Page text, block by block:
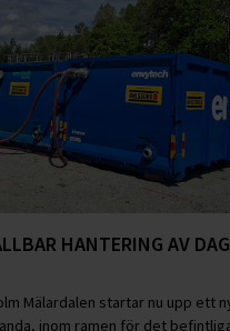
HANTERING AV
Mälardalen startar nu upp ett
inom ramen för det